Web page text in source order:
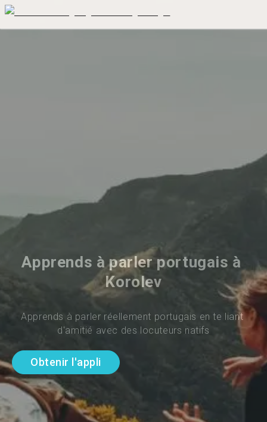
Apprends à parler portugais à
Korolev
Apprends à parler réellement portugais en te liant
d'amitié avec des locuteurs natifs
Obtenir l'appli